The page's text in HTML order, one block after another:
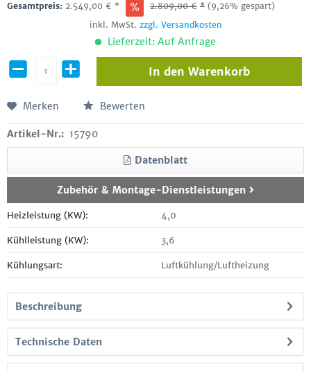
Gesamtpreis: 2.549,00 € * 2.809,00€ * (9,26% gespart)
inkl. MwSt. zzgl. Versandkosten
Lieferzeit: Auf Anfrage
In den Warenkorb
Merken Bewerten
Artikel-Nr.: 15790
Datenblatt
Zubehör & Montage-Dienstleistungen
Heizleistung (KW): 4,0
Kühlleistung (KW): 3,6
Kühlungsart: Luftkühlung/Luftheizung
Beschreibung
Technische Daten